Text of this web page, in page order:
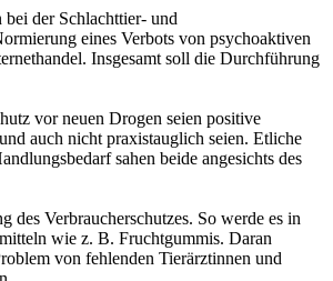
bei der Schlachttier- und
eines Verbots von psychoaktiven
Insgesamt soll die Durchführung
vor neuen Drogen seien positive
auch nicht praxistauglich seien. Etliche
sahen beide angesichts des
des Verbraucherschutzes. So werde es in
wie z. B. Fruchtgummis. Daran
von fehlenden Tierärztinnen und